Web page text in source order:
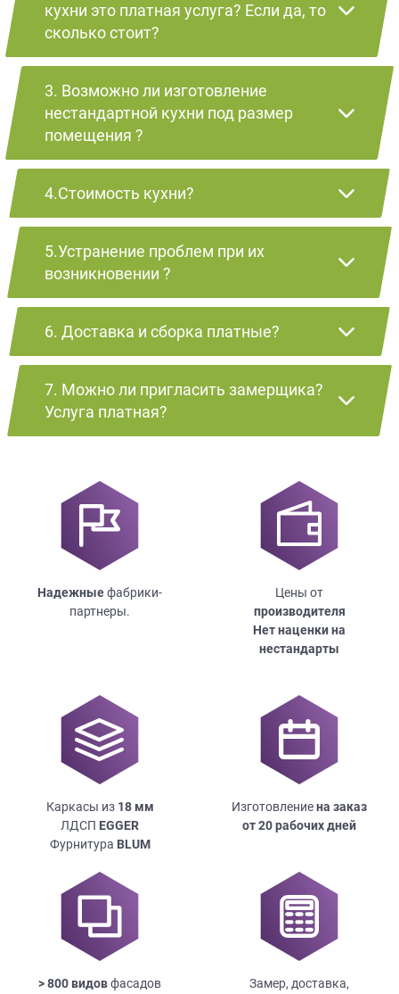
кухни это платная услуга? Если да, то
сколько стоит?
3. Возможно ли изготовление
нестандартной кухни под размер
помещения ?
4.Стоимость кухни?
5.Устранение проблем при их
возникновении ?
6. Доставка и сборка платные?
7. Можно ли пригласить замерщика?
Услуга платная?
Надежныефабрики-
партнеры.
Цены от
производителя
Нет наценки на
нестандарты
Каркасы из 18мм
ЛДСП EGGER
Фурнитура BLUM
Изготовлениена заказ
от 20 рабочих дней
> 800 видовфасадов
Замер, доставка,